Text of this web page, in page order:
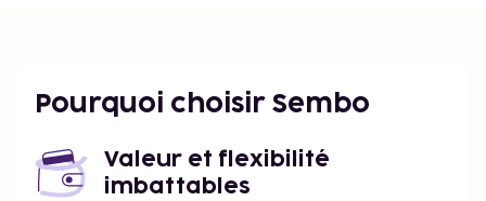
Pourquoi choisir Sembo
Valeur et flexibilité
imbattables